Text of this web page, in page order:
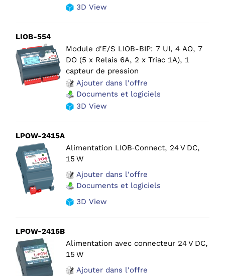
3D View
LIOB-554
Module d'E/S LIOB-BIP: 7 UI, 4 AO, 7
DO (5 x Relais 6A, 2 x Triac 1A), 1
capteur de pression
Ajouter dans l'offre
Documents et logiciels
3D View
LPOW-2415A
Alimentation LIOB‑Connect, 24 V DC,
15 W
Ajouter dans l'offre
Documents et logiciels
3D View
LPOW-2415B
Alimentation avec connecteur 24 V DC,
15 W
Ajouter dans l'offre